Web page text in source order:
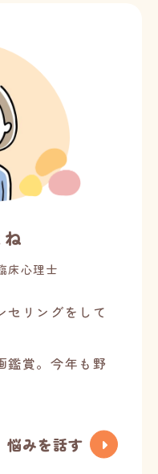
床心理士
セリングをして
鑑賞。今年も野
悩みを話す